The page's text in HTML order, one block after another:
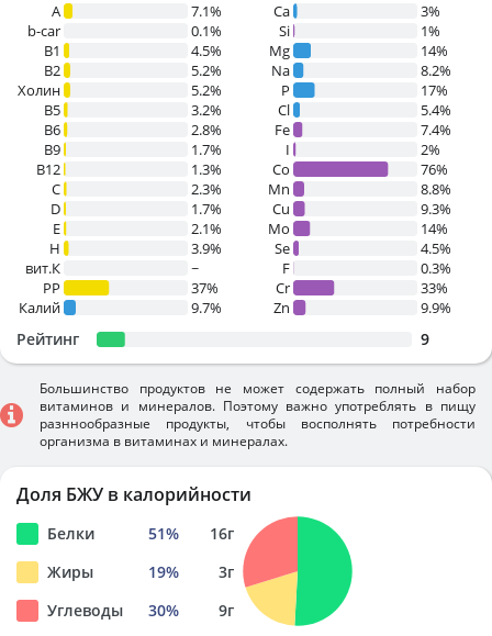
A
7.1%
b-car
0.1%
В1
4.5%
B2
5.2%
Холин
5.2%
B5
3.2%
B6
2.8%
B9
1.7%
B12
1.3%
C
2.3%
D
1.7%
E
2.1%
H
3.9%
вит.К
~
PP
37%
Калий
9.7%
Ca
3%
Si
1%
Mg
14%
Na
8.2%
P
17%
Cl
5.4%
Fe
7.4%
I
2%
Co
76%
Mn
8.8%
Cu
9.3%
Mo
14%
Se
4.5%
F
0.3%
Cr
33%
Zn
9.9%
Рейтинг 9
Большинство продуктов не может содержать полный набор
витаминов и минералов. Поэтому важно употреблять в пищу
разннообразные продукты, чтобы восполнять потребности
организма в витаминах и минералах.
Доля БЖУ в калорийности
Белки 51% 16г
Жиры
19% 3г
Углеводы
30% 9г